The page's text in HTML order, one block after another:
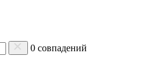
0 совпадений